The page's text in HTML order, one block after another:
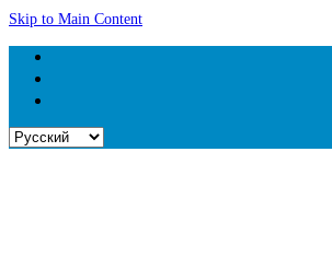
Skip to Main Content
Выбрать